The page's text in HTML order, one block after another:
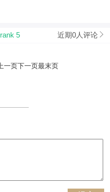
近期0人评论
上一页下一页最末页